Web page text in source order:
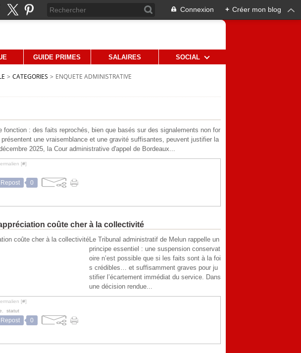
Connexion + Créer mon blog
GUIDE PRIMES SALAIRES SOCIAL
> CATEGORIES > ENQUETE ADMINISTRATIVE
fonction : des faits reprochés, bien que basés sur des signalements non for
une vraisemblance et une gravité suffisantes, peuvent justifier la
2025, la Cour administrative d'appel de Bordeaux...
[#]
Repost 0
coûte cher à la collectivité
Le Tribunal administratif de Melun rappelle un
principe essentiel : une suspension conservat
oire n’est possible que si les faits sont à la foi
s crédibles… et suffisamment graves pour ju
stifier l’écartement immédiat du service. Dans
une décision rendue...
[#]
statut
Repost 0